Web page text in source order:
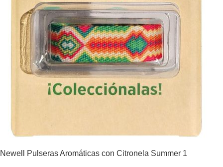
Newell Pulseras Aromáticas con Citronela Summer 1